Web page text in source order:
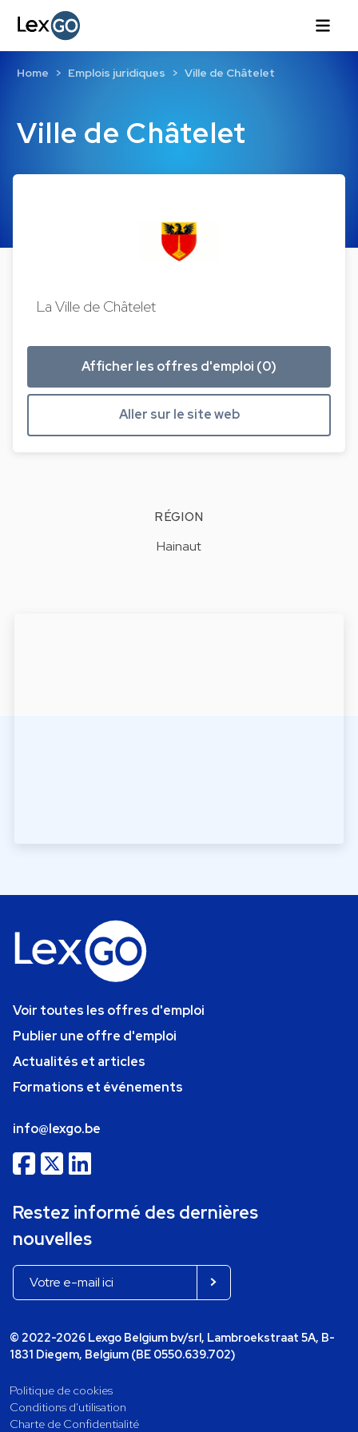
Ville de Châtelet
Home Emplois juridiques Ville de Châtelet
La Ville de Châtelet
Afficher les offres d'emploi (0)
Aller sur le site web
RÉGION
Hainaut
Voir toutes les offres d'emploi
Publier une offre d'emploi
Actualités et articles
Formations et événements
info@lexgo.be
Restez informé des dernières
nouvelles
© 2022-2026 Lexgo Belgium bv/srl, Lambroekstraat 5A, B-
1831 Diegem, Belgium (BE 0550.639.702)
Politique de cookies
Conditions d'utilisation
Charte de Confidentialité